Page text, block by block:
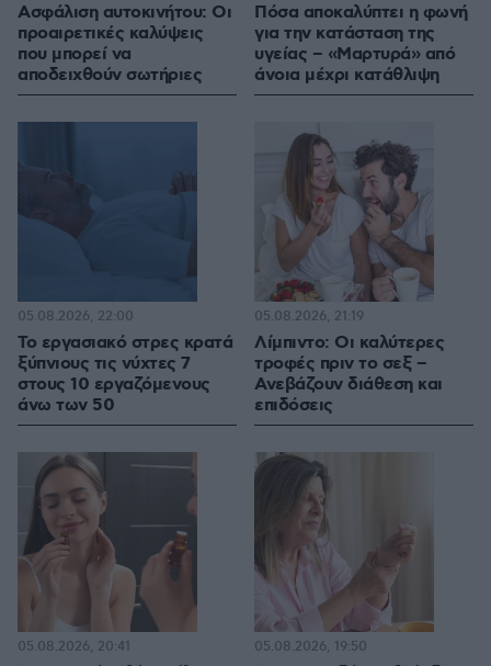
Ασφάλιση αυτοκινήτου: Οι
προαιρετικές καλύψεις
που μπορεί να
αποδειχθούν σωτήριες
Πόσα αποκαλύπτει η φωνή
για την κατάσταση της
υγείας – «Μαρτυρά» από
άνοια μέχρι κατάθλιψη
Το εργασιακό στρες κρατά
ξύπνιους τις νύχτες 7
στους 10 εργαζόμενους
άνω των 50
05.08.2026, 22:00
Λίμπιντο: Οι καλύτερες
τροφές πριν το σεξ –
Ανεβάζουν διάθεση και
επιδόσεις
05.08.2026, 21:19
05.08.2026, 20:41 05.08.2026, 19:50